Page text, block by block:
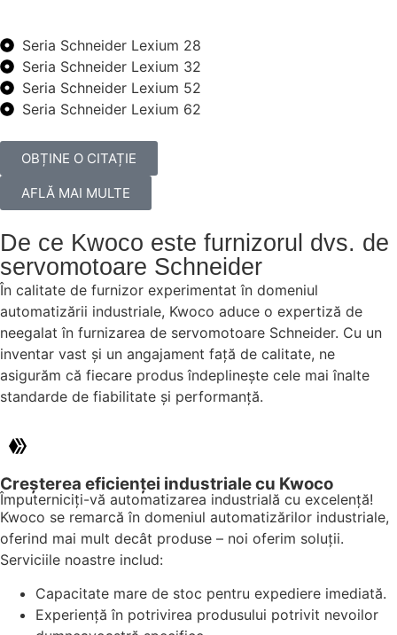
Seria Schneider Lexium 28
Seria Schneider Lexium 32
Seria Schneider Lexium 52
Seria Schneider Lexium 62
OBȚINE O CITAȚIE
AFLĂ MAI MULTE
De ce Kwoco este furnizorul dvs. de
servomotoare Schneider
În calitate de furnizor experimentat în domeniul
automatizării industriale, Kwoco aduce o expertiză de
neegalat în furnizarea de servomotoare Schneider. Cu un
inventar vast și un angajament față de calitate, ne
asigurăm că fiecare produs îndeplinește cele mai înalte
standarde de fiabilitate și performanță.
Creșterea eficienței industriale cu Kwoco
Împuterniciți-vă automatizarea industrială cu excelență!
Kwoco se remarcă în domeniul automatizărilor industriale,
oferind mai mult decât produse – noi oferim soluții.
Serviciile noastre includ:
Capacitate mare de stoc pentru expediere imediată.
Experiență în potrivirea produsului potrivit nevoilor